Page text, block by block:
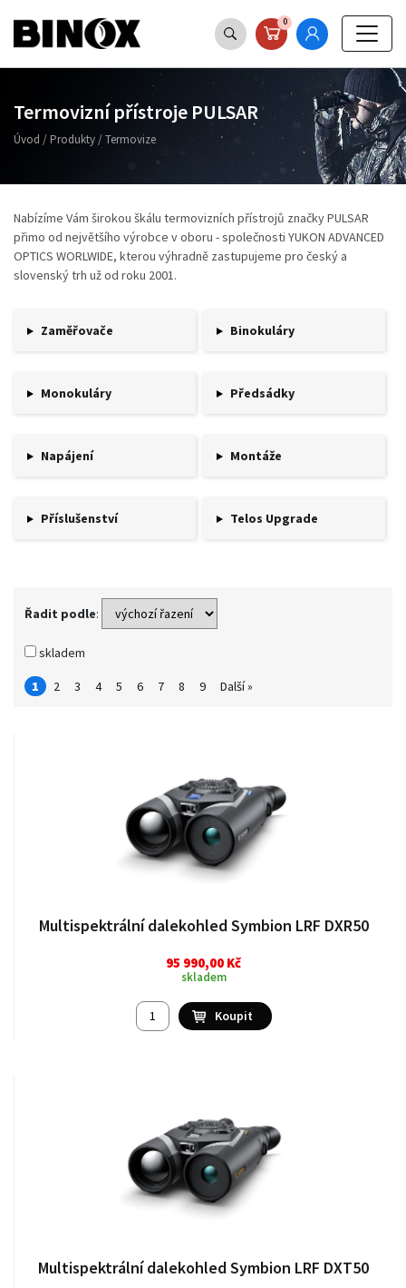
0
Termovizní přístroje PULSAR
Úvod / Produkty/Termovize
Nabízíme Vám širokou škálu termovizních přístrojů značky PULSAR
přimo od největšího výrobce v oboru - společnosti YUKON ADVANCED
OPTICS WORLWIDE, kterou výhradně zastupujeme pro český a
slovenský trh už od roku 2001.
Zaměřovače Binokuláry
Monokuláry Předsádky
Napájení Montáže
Příslušenství Telos Upgrade
Řadit podle:
skladem
1 2 3 4 5 6 7 8 9 Další »
Multispektrální dalekohled Symbion LRF DXR50
95 990,00 Kč
skladem
Multispektrální dalekohled Symbion LRF DXT50